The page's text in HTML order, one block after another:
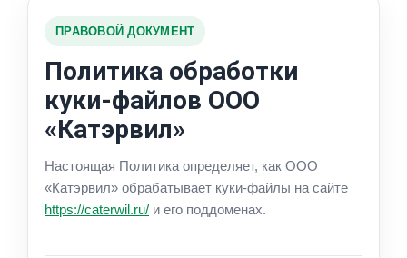
ПРАВОВОЙ ДОКУМЕНТ
Политика обработки
куки-файлов ООО
«Катэрвил»
Настоящая Политика определяет, как ООО
«Катэрвил» обрабатывает куки-файлы на сайте
https://caterwil.ru/ и его поддоменах.